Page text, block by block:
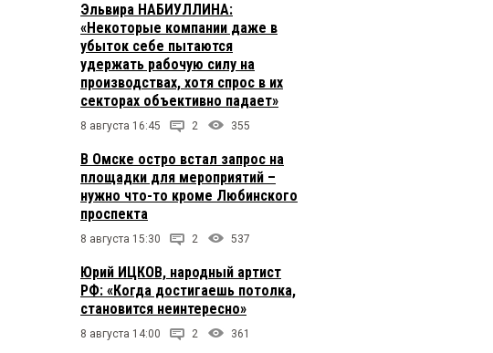
Эльвира НАБИУЛЛИНА:
«Некоторые компании даже в
убыток себе пытаются
удержать рабочую силу на
производствах, хотя спрос в их
секторах объективно падает»
8 августа 16:45 2 355
В Омске остро встал запрос на
площадки для мероприятий –
нужно что-то кроме Любинского
проспекта
8 августа 15:30 2 537
Юрий ИЦКОВ, народный артист
РФ: «Когда достигаешь потолка,
становится неинтересно»
8 августа 14:00 2 361